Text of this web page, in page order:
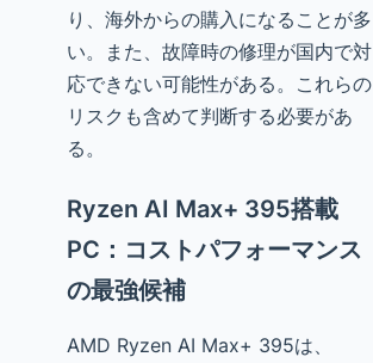
り、海外からの購入になることが多
い。また、故障時の修理が国内で対
応できない可能性がある。これらの
リスクも含めて判断する必要があ
る。
Ryzen AI Max+ 395搭載
PC：コストパフォーマンス
の最強候補
AMD Ryzen AI Max+ 395は、